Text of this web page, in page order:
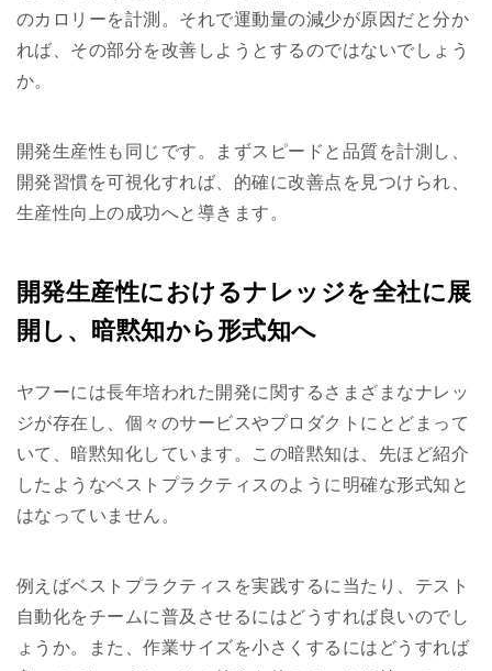
のカロリーを計測。それで運動量の減少が原因だと分か
れば、その部分を改善しようとするのではないでしょう
か。
開発生産性も同じです。まずスピードと品質を計測し、
開発習慣を可視化すれば、的確に改善点を見つけられ、
生産性向上の成功へと導きます。
開発生産性におけるナレッジを全社に展
開し、暗黙知から形式知へ
ヤフーには長年培われた開発に関するさまざまなナレッ
ジが存在し、個々のサービスやプロダクトにとどまって
いて、暗黙知化しています。この暗黙知は、先ほど紹介
したようなベストプラクティスのように明確な形式知と
はなっていません。
例えばベストプラクティスを実践するに当たり、テスト
自動化をチームに普及させるにはどうすれば良いのでし
ょうか。また、作業サイズを小さくするにはどうすれば